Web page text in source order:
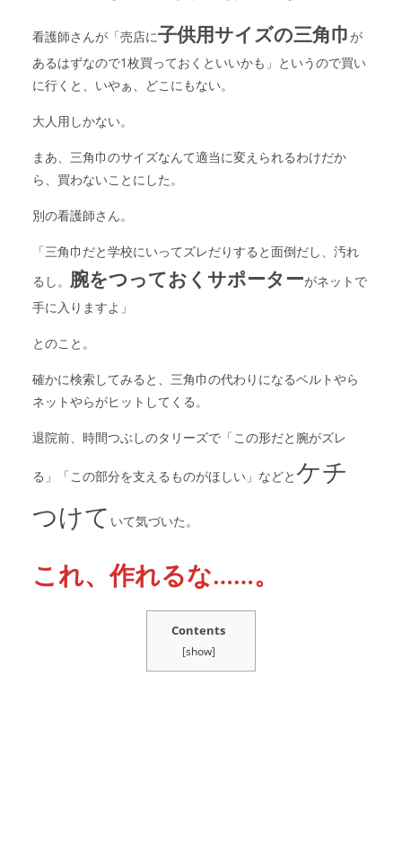
看護師さんが「売店に子供用サイズの三角巾が
あるはずなので1枚買っておくといいかも」というので買い
に行くと、いやぁ、どこにもない。
大人用しかない。
まあ、三角巾のサイズなんて適当に変えられるわけだか
ら、買わないことにした。
別の看護師さん。
「三角巾だと学校にいってズレだりすると面倒だし、汚れ
るし。 腕をつっておくサポーターがネットで
手に入りますよ」
とのこと。
確かに検索してみると、三角巾の代わりになるベルトやら
ネットやらがヒットしてくる。
退院前、時間つぶしのタリーズで「この形だと腕がズレ
る」「この部分を支えるものがほしい」などとケチ
つけて いて気づいた。
これ、作れるな……。
Contents
[show]